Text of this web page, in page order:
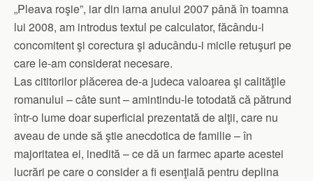
„Pleava roşie”, iar din iarna anului 2007 până în toamna
lui 2008, am introdus textul pe calculator, făcându-i
concomitent şi corectura şi aducându-i micile retuşuri pe
care le-am considerat necesare.
Las cititorilor plăcerea de-a judeca valoarea şi calităţile
romanului – câte sunt – amintindu-le totodată că pătrund
într-o lume doar superficial prezentată de alţii, care nu
aveau de unde să ştie anecdotica de familie – în
majoritatea ei, inedită – ce dă un farmec aparte acestei
lucrări pe care o consider a fi esenţială pentru deplina